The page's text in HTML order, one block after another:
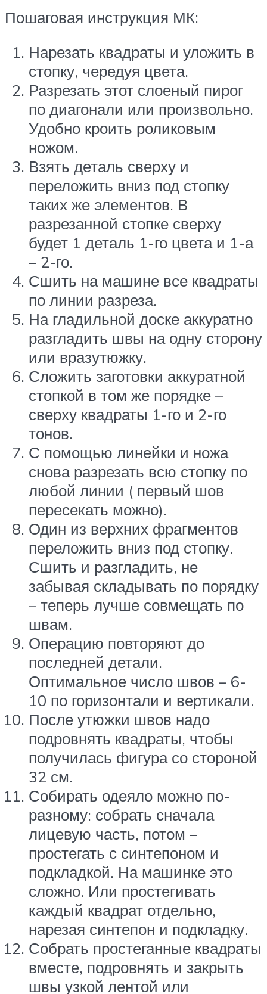
Пошаговая инструкция МК:
Нарезать квадраты и уложить в
стопку, чередуя цвета.
Разрезать этот слоеный пирог
по диагонали или произвольно.
Удобно кроить роликовым
ножом.
Взять деталь сверху и
переложить вниз под стопку
таких же элементов. В
разрезанной стопке сверху
будет 1 деталь 1-го цвета и 1-а
– 2-го.
Сшить на машине все квадраты
по линии разреза.
На гладильной доске аккуратно
разгладить швы на одну сторону
или вразутюжку.
Сложить заготовки аккуратной
стопкой в том же порядке –
сверху квадраты 1-го и 2-го
тонов.
С помощью линейки и ножа
снова разрезать всю стопку по
любой линии ( первый шов
пересекать можно).
Один из верхних фрагментов
переложить вниз под стопку.
Сшить и разгладить, не
забывая складывать по порядку
– теперь лучше совмещать по
швам.
Операцию повторяют до
последней детали.
Оптимальное число швов – 6-
10 по горизонтали и вертикали.
После утюжки швов надо
подровнять квадраты, чтобы
получилась фигура со стороной
32 см.
Собирать одеяло можно по-
разному: собрать сначала
лицевую часть, потом –
простегать с синтепоном и
подкладкой. На машинке это
сложно. Или простегивать
каждый квадрат отдельно,
нарезая синтепон и подкладку.
Собрать простеганные квадраты
вместе, подровнять и закрыть
швы узкой лентой или